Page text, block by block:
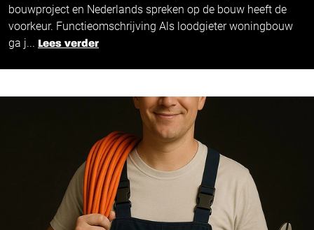
bouwproject en Nederlands spreken op de bouw heeft de
voorkeur. Functieomschrijving Als loodgieter woningbouw
ga j... Lees verder